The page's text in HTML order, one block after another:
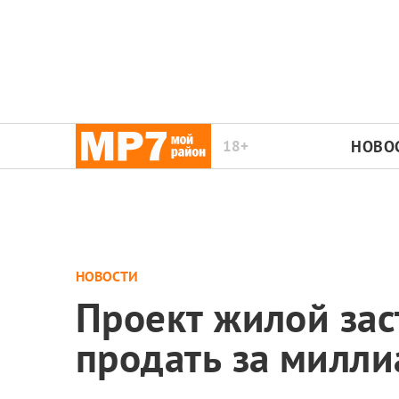
18+
НОВОСТИ
Проект жилой
продать за